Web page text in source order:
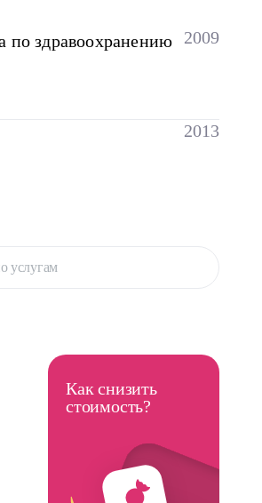
по здравоохранению
2009
2013
услугам
Как снизить
стоимость?